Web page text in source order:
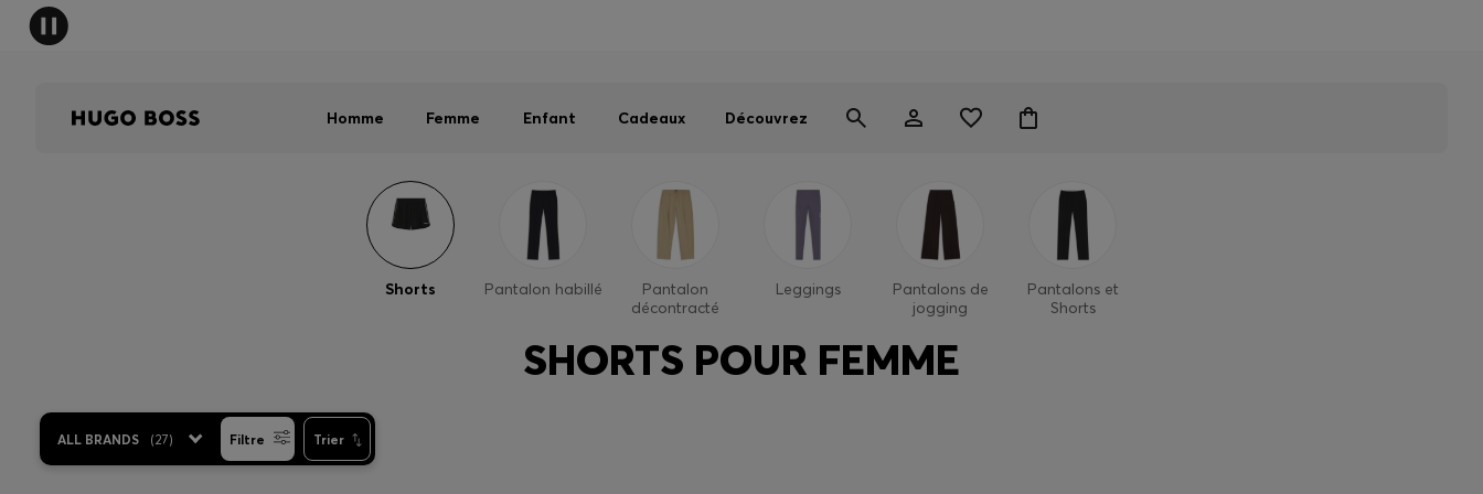
Homme Femme Enfant Cadeaux Découvrez
Shorts Pantalon habillé
Pantalon
décontracté
Leggings
Pantalons de
jogging
Pantalons et
Shorts
SHORTS POUR FEMME
ALL BRANDS (27) Filtre Trier